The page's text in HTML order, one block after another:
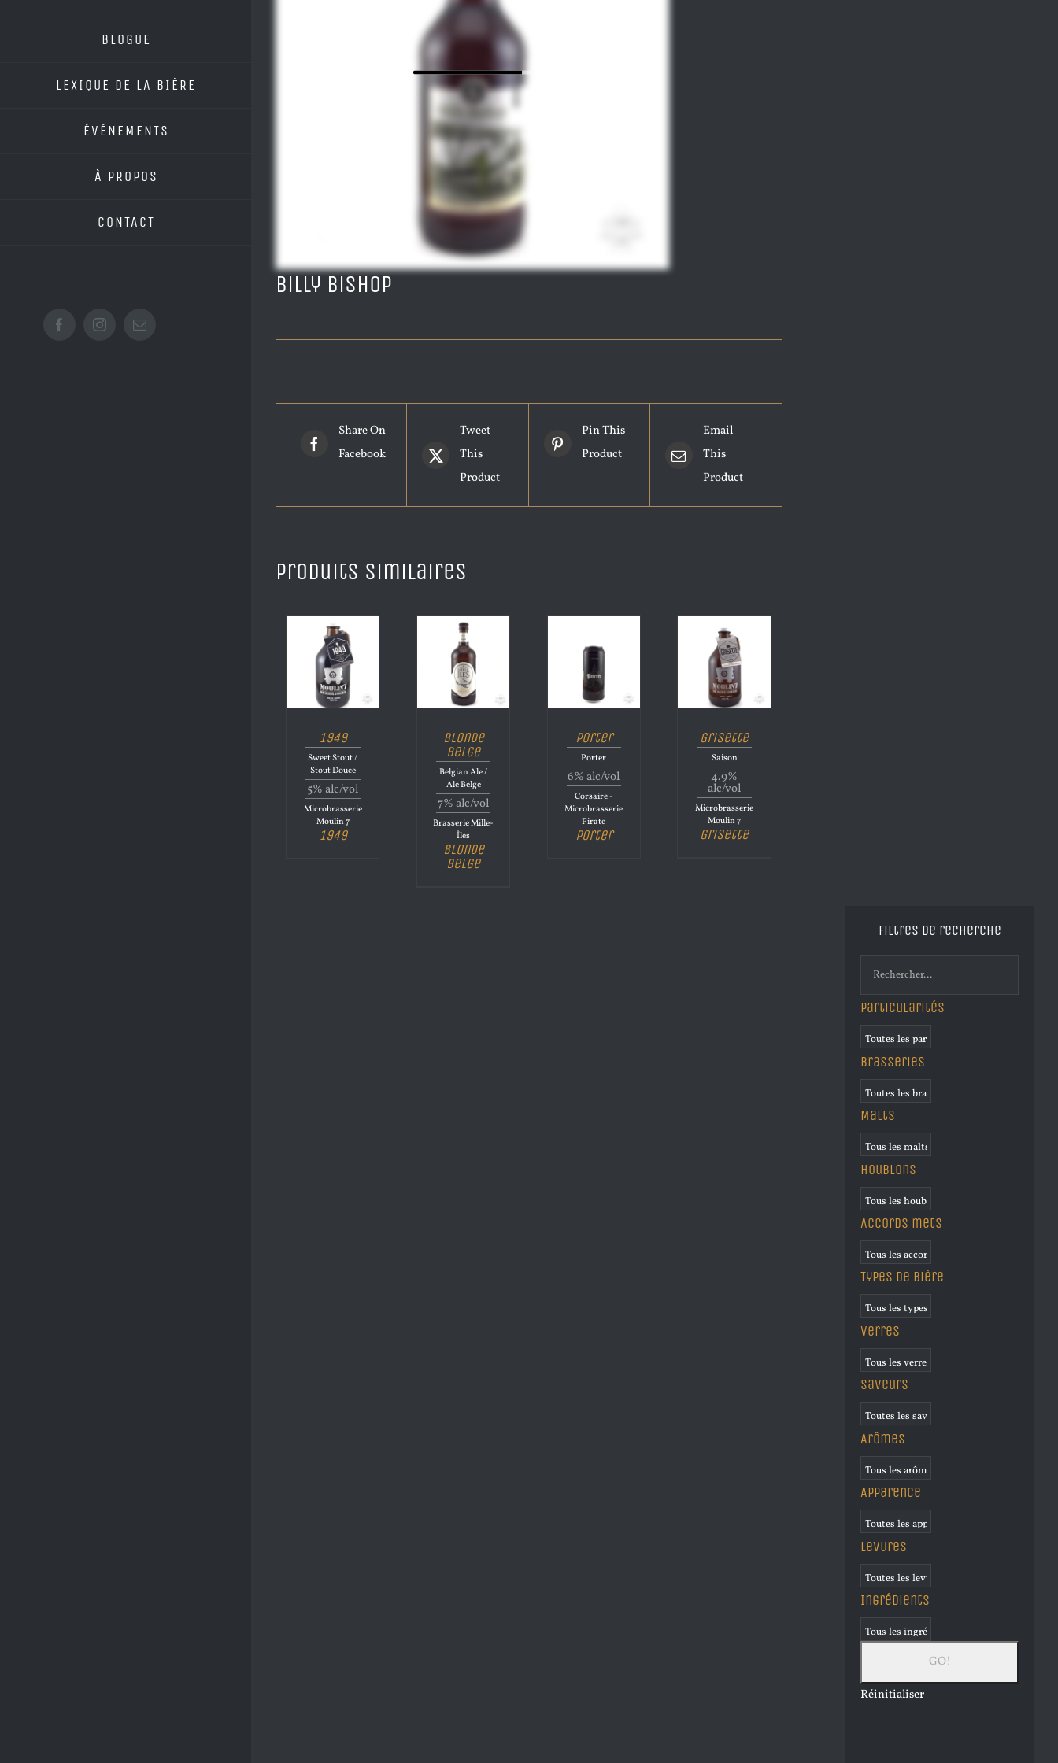
BLOGUE
LEXIQUE DE LA BIÈRE
ÉVÉNEMENTS
À PROPOS
CONTACT
FacebookInstagramEmail
Billy Bishop
Share On
Facebook
Tweet
This
Product
Pin This
Product
Email
This
Product
Produits similaires
1949
Sweet Stout /
Stout Douce
5% alc/vol
Microbrasserie
Moulin 7
1949
Blonde
Belge
Belgian Ale /
Ale Belge
7% alc/vol
Brasserie Mille-
Îles
Blonde
Belge
Porter
Porter
6% alc/vol
Corsaire -
Microbrasserie
Pirate
Porter
Grisette
Saison
4.9%
alc/vol
Microbrasserie
Moulin 7
Grisette
Filtres de recherche
Particularités
Brasseries
Malts
Houblons
Accords mets
Types de bière
Verres
Saveurs
Arômes
Apparence
Levures
Ingrédients
Réinitialiser